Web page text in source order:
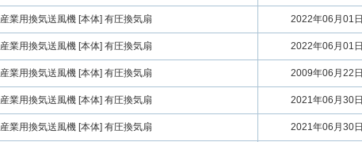
産業用換気送風機 [本体] 有圧換気扇 2022年06月01日
産業用換気送風機 [本体] 有圧換気扇 2022年06月01日
産業用換気送風機 [本体] 有圧換気扇 2009年06月22日
産業用換気送風機 [本体] 有圧換気扇 2021年06月30日
産業用換気送風機 [本体] 有圧換気扇 2021年06月30日